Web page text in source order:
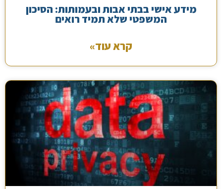
מידע אישי בבתי אבות ובעמותות: הסיכון
המשפטי שלא תמיד רואים
קרא עוד»